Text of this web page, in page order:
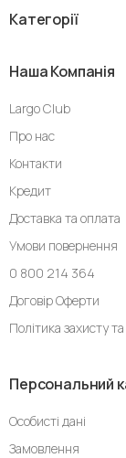
Категорії
Наша Компанія
Largo Club
Про нас
Контакти
Кредит
Доставка та оплата
Умови повернення
0 800 214 364
Договір Оферти
Політика захисту
Персональний
Особисті дані
Замовлення